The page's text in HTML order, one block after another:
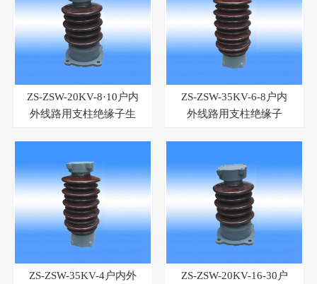
ZS-ZSW-20KV-8·10户内
外线路用支柱绝缘子生
ZS-ZSW-35KV-6-8户内
外线路用支柱绝缘子
ZS-ZSW-35KV-4户内外
ZS-ZSW-20KV-16-30户